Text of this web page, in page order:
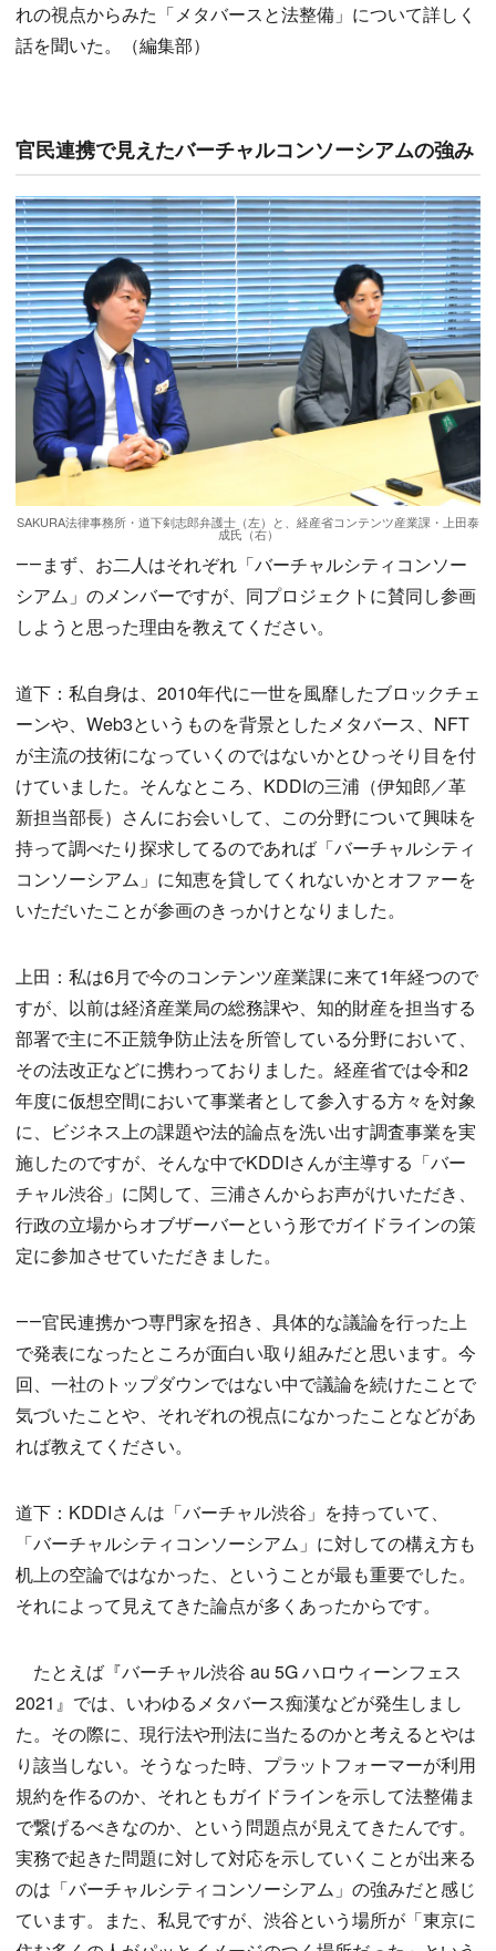
れの視点からみた「メタバースと法整備」について詳しく
話を聞いた。（編集部）
官民連携で見えたバーチャルコンソーシアムの強み
SAKURA法律事務所・道下剣志郎弁護士（左）と、経産省コンテンツ産業課・上田泰
成氏（右）
――まず、お二人はそれぞれ「バーチャルシティコンソー
シアム」のメンバーですが、同プロジェクトに賛同し参画
しようと思った理由を教えてください。
道下：私自身は、2010年代に一世を風靡したブロックチェ
ーンや、Web3というものを背景としたメタバース、NFT
が主流の技術になっていくのではないかとひっそり目を付
けていました。そんなところ、KDDIの三浦（伊知郎／革
新担当部長）さんにお会いして、この分野について興味を
持って調べたり探求してるのであれば「バーチャルシティ
コンソーシアム」に知恵を貸してくれないかとオファーを
いただいたことが参画のきっかけとなりました。
上田：私は6月で今のコンテンツ産業課に来て1年経つので
すが、以前は経済産業局の総務課や、知的財産を担当する
部署で主に不正競争防止法を所管している分野において、
その法改正などに携わっておりました。経産省では令和2
年度に仮想空間において事業者として参入する方々を対象
に、ビジネス上の課題や法的論点を洗い出す調査事業を実
施したのですが、そんな中でKDDIさんが主導する「バー
チャル渋谷」に関して、三浦さんからお声がけいただき、
行政の立場からオブザーバーという形でガイドラインの策
定に参加させていただきました。
――官民連携かつ専門家を招き、具体的な議論を行った上
で発表になったところが面白い取り組みだと思います。今
回、一社のトップダウンではない中で議論を続けたことで
気づいたことや、それぞれの視点になかったことなどがあ
れば教えてください。
道下：KDDIさんは「バーチャル渋谷」を持っていて、
「バーチャルシティコンソーシアム」に対しての構え方も
机上の空論ではなかった、ということが最も重要でした。
それによって見えてきた論点が多くあったからです。
たとえば『バーチャル渋谷 au 5G ハロウィーンフェス
2021』では、いわゆるメタバース痴漢などが発生しまし
た。その際に、現行法や刑法に当たるのかと考えるとやは
り該当しない。そうなった時、プラットフォーマーが利用
規約を作るのか、それともガイドラインを示して法整備ま
で繋げるべきなのか、という問題点が見えてきたんです。
実務で起きた問題に対して対応を示していくことが出来る
のは「バーチャルシティコンソーシアム」の強みだと感じ
ています。また、私見ですが、渋谷という場所が「東京に